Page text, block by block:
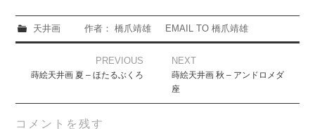
天井画 作者： 橋爪靖雄 EMAIL TO 橋爪靖雄
navigation
PREVIOUS
蒔絵天井画 夏 – ほたるぶくろ
NEXT
蒔絵天井画 秋 – アンドロメダ
座
コメントを残す